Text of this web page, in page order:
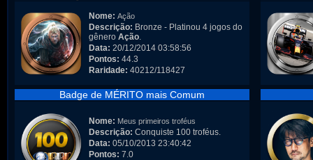
Nome: Ação
Descrição: Bronze - Platinou 4 jogos do
gênero Ação.
Data: 20/12/2014 03:58:56
Pontos: 44.3
Raridade: 40212/118427
Badge de MÉRITO mais Comum
Nome: Meus primeiros troféus
Descrição: Conquiste 100 troféus.
Data: 05/10/2013 23:40:42
Pontos: 7.0